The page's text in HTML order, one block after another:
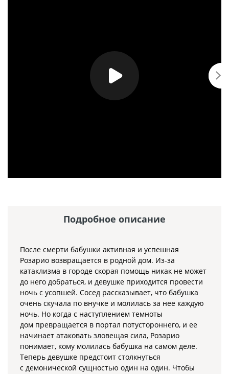
Подробное описание
После смерти бабушки активная и успешная
Розарио возвращается в родной дом. Из-за
катаклизма в городе скорая помощь никак не может
до него добраться, и девушке приходится провести
ночь с усопшей. Сосед рассказывает, что бабушка
очень скучала по внучке и молилась за нее каждую
ночь. Но когда с наступлением темноты
дом превращается в портал потустороннего, и ее
начинает атаковать зловещая сила, Розарио
понимает, кому молилась бабушка на самом деле.
Теперь девушке предстоит столкнуться
с демонической сущностью один на один. Чтобы